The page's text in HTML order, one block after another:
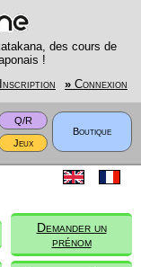
des cours de
!
Inscription » Connexion
Q/R
Boutique
Jeux
Demander un
prénom